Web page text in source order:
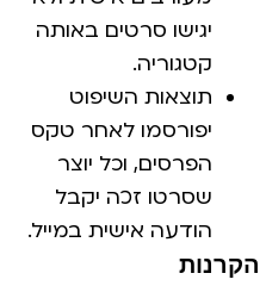
יגישו סרטים באותה
קטגוריה.
תוצאות השיפוט
יפורסמו לאחר טקס
הפרסים, וכל יוצר
שסרטו זכה יקבל
הודעה אישית במייל.
הקרנות